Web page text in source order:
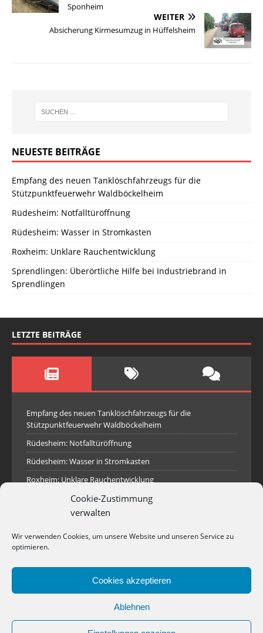
Cookie-Zustimmung
verwalten
Wir verwenden Cookies, um unsere Website und unseren Service zu
optimieren.
Cookies akzeptieren
Ablehnen
Sponheim
WEITER
Absicherung Kirmesumzug in Hüffelsheim
NEUESTE BEITRÄGE
Empfang des neuen Tanklöschfahrzeugs für die
Stützpunktfeuerwehr Waldböckelheim
Rüdesheim: Notfalltüröffnung
Rüdesheim: Wasser in Stromkasten
Roxheim: Unklare Rauchentwicklung
Sprendlingen: Überörtliche Hilfe bei Industriebrand in
Sprendlingen
LETZTE BEITRÄGE
Empfang des neuen Tanklöschfahrzeugs für die
Stützpunktfeuerwehr Waldböckelheim
Rüdesheim: Notfalltüröffnung
Rüdesheim: Wasser in Stromkasten
Roxheim: Unklare Rauchentwicklung
Sprendlingen: Überörtliche Hilfe bei Industriebrand in
Sprendlingen
Rüdesheim: Aufgerissener Dieseltank
Industriepark Pferdsfeld: Brand eines Holzpolter